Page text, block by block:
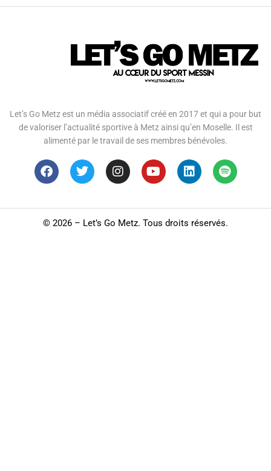
Let’s Go Metz est un média associatif créé en 2017 et qui a pour but
de valoriser l’actualité sportive à Metz ainsi qu’en Moselle. Il est
alimenté par le travail de ses membres bénévoles.
© 2026 – Let’s Go Metz. Tous droits réservés.